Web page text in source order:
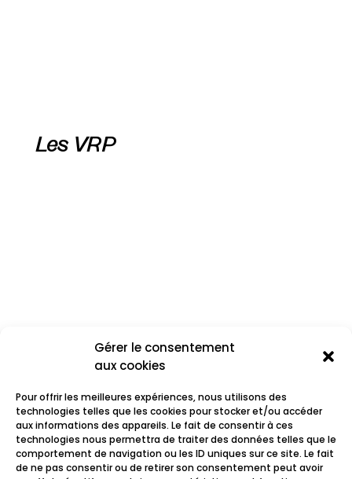
Gérer le consentement
aux cookies
Pour offrir les meilleures expériences, nous utilisons des
technologies telles que les cookies pour stocker et/ou accéder
aux informations des appareils. Le fait de consentir à ces
technologies nous permettra de traiter des données telles que le
comportement de navigation ou les ID uniques sur ce site. Le fait
de ne pas consentir ou de retirer son consentement peut avoir
Les VRP
Les Thugs